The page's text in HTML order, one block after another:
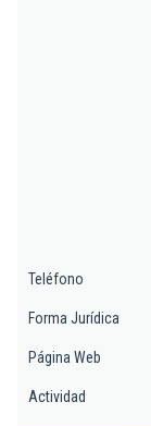
Teléfono
Forma Jurídica
Página Web
Actividad